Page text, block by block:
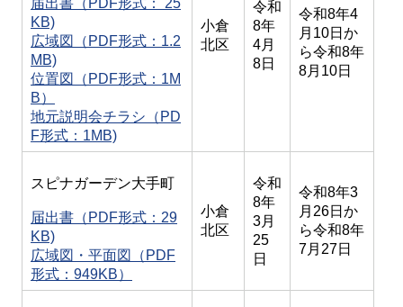
届出書（PDF形式： 25
KB)
広域図（PDF形式：1.2
MB)
位置図（PDF形式：1M
B）
地元説明会チラシ（PD
F形式：1MB)
小倉
北区
令和
8年
4月
8日
令和8年4
月10日か
ら令和8年
8月10日
スピナガーデン大手町
届出書（PDF形式：29
KB)
広域図・平面図（PDF
形式：949KB）
小倉
北区
令和
8年
3月
25
日
令和8年3
月26日か
ら令和8年
7月27日